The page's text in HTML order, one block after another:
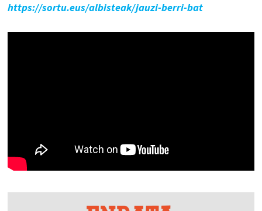
https://sortu.eus/albisteak/jauzi-berri-bat